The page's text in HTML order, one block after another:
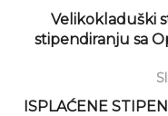
Velikokladuški
stipendiranju sa
ISPLAĆENE